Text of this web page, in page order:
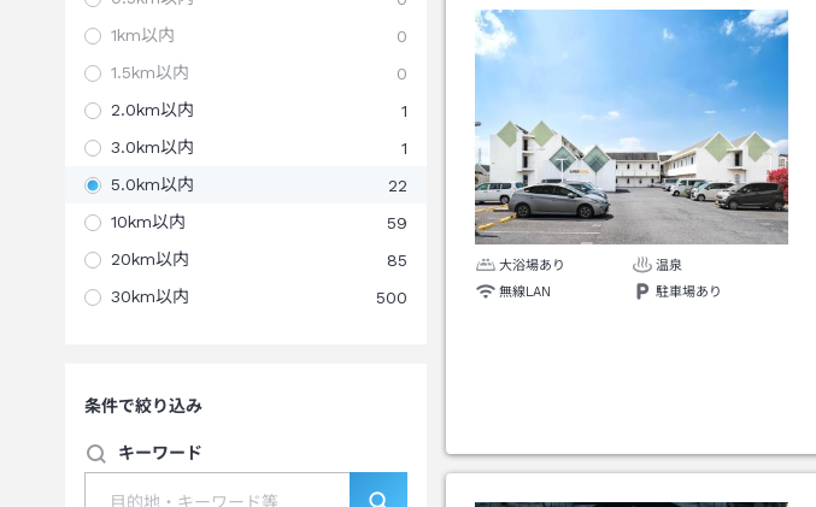
1km以内
0
1.5km以内
0
2.0km以内
1
3.0km以内
1
5.0km以内
22
10km以内
59
20km以内
85
30km以内
500
条件で絞り込み
キーワード
大浴場あり
温泉
無線LAN
駐車場あり